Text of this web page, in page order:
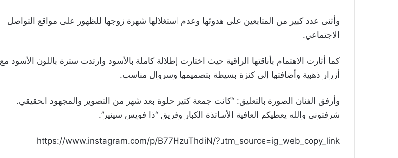
وأثنى عدد كبير من المتابعين على هدوئها وعدم استغلالها شهرة زوجها للظهور على مواقع التواصل
الاجتماعي.
كما أثارت الاهتمام بأناقتها الراقية حيث اختارت إطلالة كاملة بالأسود وارتدت سترة باللون الأسود مع
أزرار ذهبية وأضافتها إلى كنزة بسيطة بتصميمها وسروال مناسب.
وأرفق الفنان الصورة بالتعليق: “كانت جمعة كتير حلوة بعد شهر من التصوير والمجهود الحقيقي.
شرفتوني والله يعطيكم العافية الأساتذة الكبار وفريق “ذا فويس سينير”.
https://www.instagram.com/p/B77HzuThdiN/?utm_source=ig_web_copy_link